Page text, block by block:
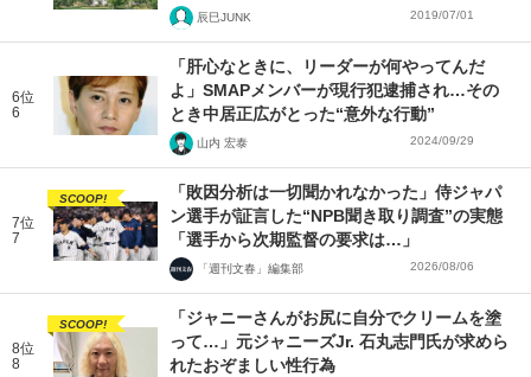
辰巳JUNK 2019/07/01
6位
6
「肝心なときに、リーダーが何やってんだ
よ」SMAPメンバーが現行犯逮捕され…その
とき中居正広がとった“意外な行動”
山内 宏泰 2024/09/29
7位
7
SCOOP!
「敗因分析は一切聞かれなかった」侍ジャパ
ン選手が証言した“NPB聞き取り調査”の実態
「選手から次期監督の要求は…」
「週刊文春」編集部 2026/08/06
8位
8
SCOOP!
「ジャニーさんがお尻に自分でクリームを塗
って…」元ジャニーズJr. 石丸志門氏が求めら
れたおぞましい性行為